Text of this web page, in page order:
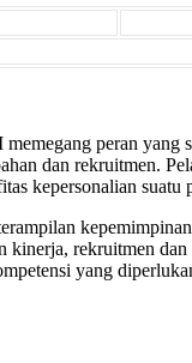
peran
dan rekruitmen.
kepersonalian suatu
kinerja, rekruitmen
yang